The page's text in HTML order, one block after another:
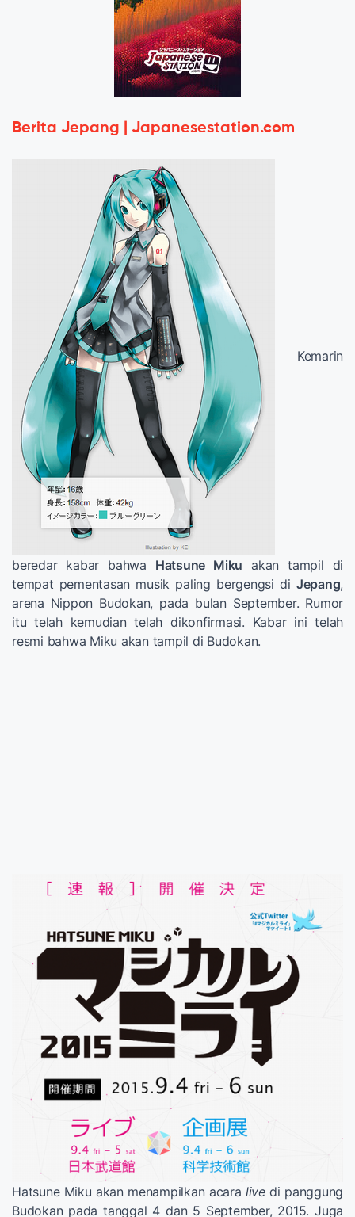
Berita Jepang | Japanesestation.com
Kemarin
beredar kabar bahwa Hatsune Miku akan tampil di
tempat pementasan musik paling bergengsi di Jepang,
arena Nippon Budokan, pada bulan September. Rumor
itu telah kemudian telah dikonfirmasi. Kabar ini telah
resmi bahwa Miku akan tampil di Budokan.
Hatsune Miku akan menampilkan acara livedi panggung
Budokan pada tanggal 4 dan 5 September, 2015. Juga